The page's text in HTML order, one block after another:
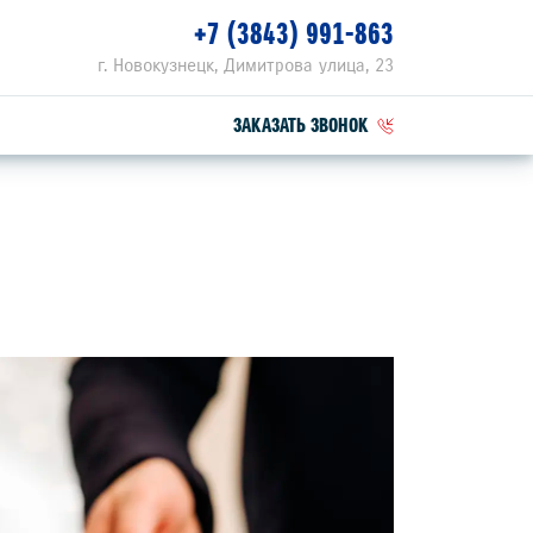
г. Новокузнецк, Димитрова улица, 23
+7 (3843) 991-863
ПРИВИЛЕГИЯ 3+
ЗАКАЗАТЬ ЗВОНОК